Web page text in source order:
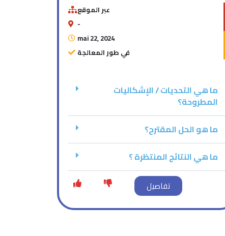
عبر الموقع
-
mai 22, 2024
في طور المعالجة
ما هي التحديات / الإشكاليات
المطروحة؟
ما هو الحل المقترح؟
ما هي النتائج المنتظرة ؟
تفاصيل